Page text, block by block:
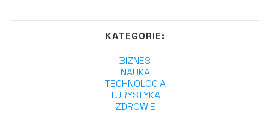
KATEGORIE:
BIZNES
NAUKA
TECHNOLOGIA
TURYSTYKA
ZDROWIE